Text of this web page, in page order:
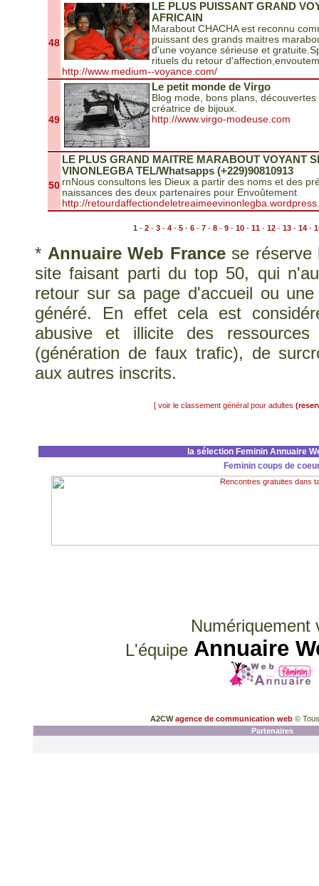
48
LE PLUS PUISSANT GRAND
AFRICAIN
Marabout CHACHA est reconnu
puissant des grands maitres
d'une voyance sérieuse et
rituels du retour
http://www.medium--voyance.com/
49
Le petit monde de Virgo
Blog mode, bons plans,
créatrice de bijoux.
http://www.virgo-modeuse.com
50
LE PLUS GRAND MAITRE MARABOUT VOYANT
VINONLEGBA TEL/Whatsapps (+229)90810913
rnNous consultons les Dieux a partir des noms et des
naissances des deux partenaires pour Envoûtement
http://
1 - 2- 3- 4- 5- 6- 7- 8- 9- 10- 11- 12- 13- 14-
* Annuaire Web France se réserve
site faisant parti du top 50, qui
retour sur sa page d'accueil ou
généré. En effet cela est
abusive et illicite des
(génération de faux trafic), de
aux autres inscrits.
[ voir le classement général pour adultes
la sélection Feminin Annuaire
Feminin coups de
Numériquement
L'équipeAnnuaire
A2CWagence de communication web ©
Partenaires